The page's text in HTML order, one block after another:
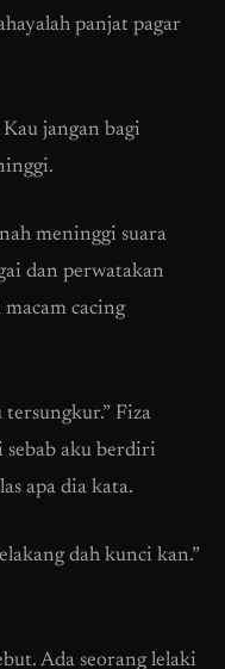
panjat pagar
jangan bagi
meninggi suara
dan perwatakan
cacing
Fiza
sebab aku berdiri
apa dia kata.
dah kunci kan.”
Ada seorang lelaki